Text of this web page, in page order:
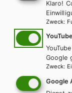
Modul 2: A
#clip 3: #3.2
#clip 3: #3.2
Modul 3: A 3.10
Klaro!
Zweck:
YouTube
Google
Zweck:
Google